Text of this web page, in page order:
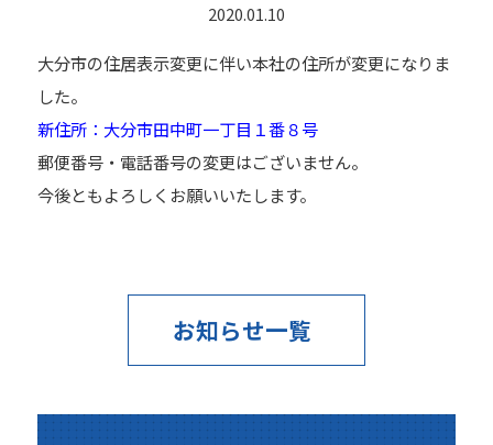
2020.01.10
大分市の住居表示変更に伴い本社の住所が変更になりま
した。
新住所：大分市田中町一丁目１番８号
郵便番号・電話番号の変更はございません。
今後ともよろしくお願いいたします。
お知らせ一覧